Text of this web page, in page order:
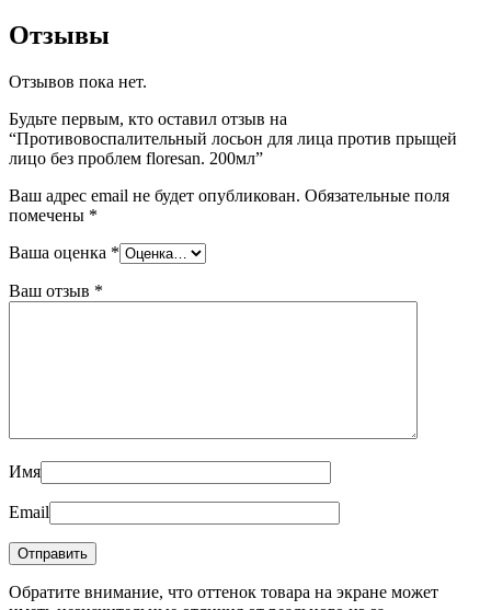
Отзывы
Отзывов пока нет.
Будьте первым, кто оставил отзыв на
“Противовоспалительный лосьон для лица против прыщей
лицо без проблем floresan. 200мл”
Ваш адрес email не будет опубликован. Обязательные поля
помечены *
Ваша оценка *
Ваш отзыв *
Имя
Email
Обратите внимание, что оттенок товара на экране может